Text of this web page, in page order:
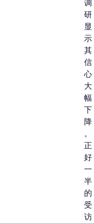
调
研
显
示
其
信
心
大
幅
下
降
。
正
好
一
半
的
受
访